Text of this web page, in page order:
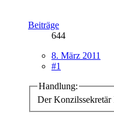
Beiträge
644
8. März 2011
#1
Handlung:
Der